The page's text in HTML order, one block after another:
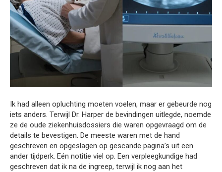
Ik had alleen opluchting moeten voelen, maar er gebeurde nog
iets anders. Terwijl Dr. Harper de bevindingen uitlegde, noemde
ze de oude ziekenhuisdossiers die waren opgevraagd om de
details te bevestigen. De meeste waren met de hand
geschreven en opgeslagen op gescande pagina’s uit een
ander tijdperk. Eén notitie viel op. Een verpleegkundige had
geschreven dat ik na de ingreep, terwijl ik nog aan het